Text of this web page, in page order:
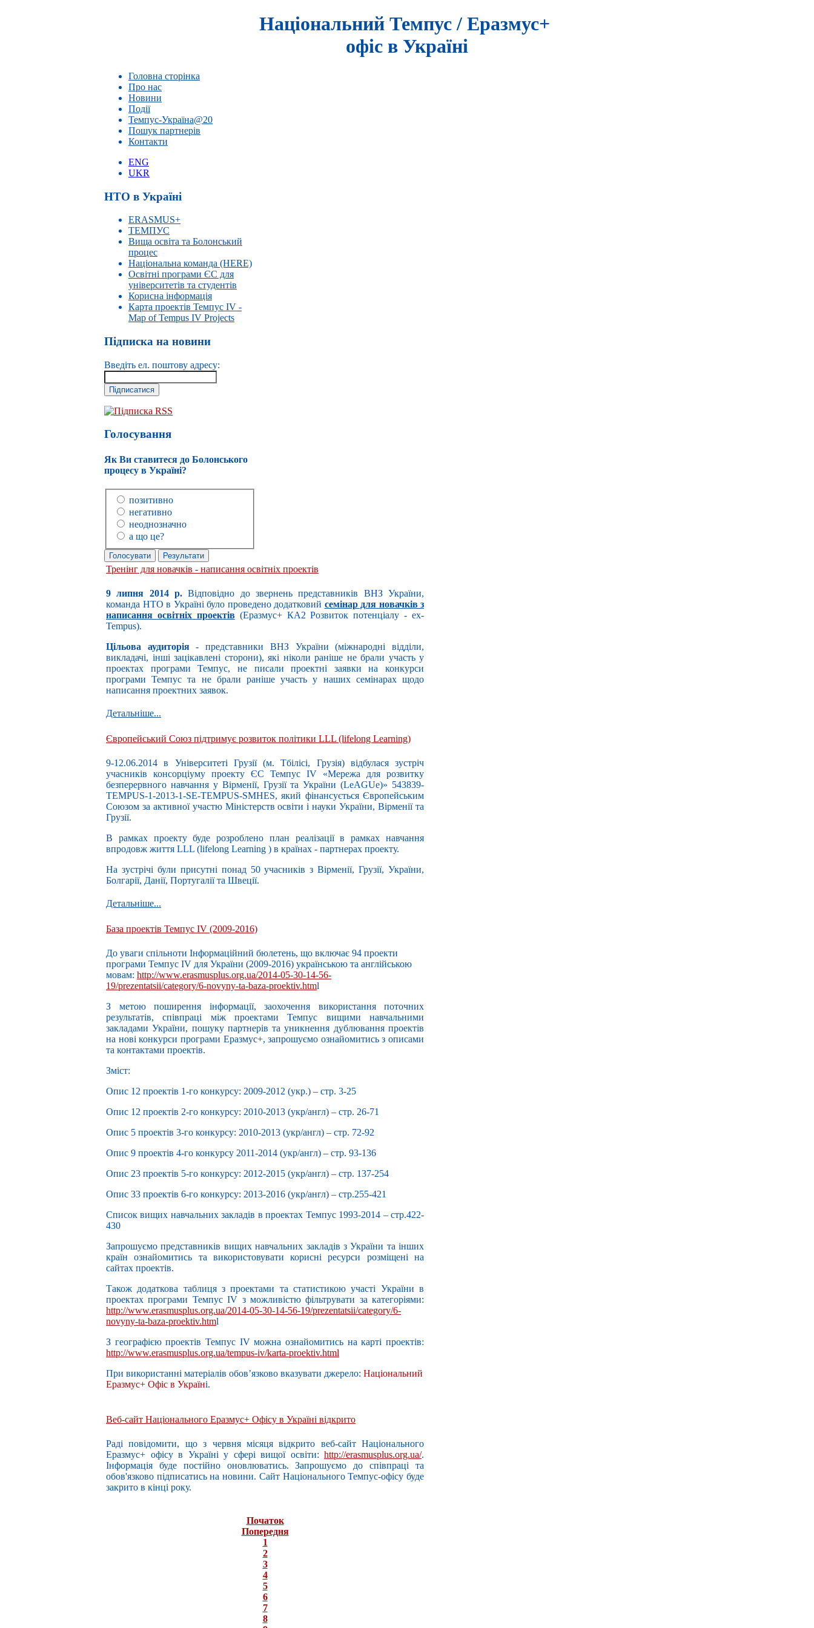
Національний Темпус / Еразмус+
офіс в Україні
Головна сторінка
Про нас
Новини
Події
Темпус-Україна@20
Пошук партнерів
Контакти
ENG
UKR
НТО в Україні
ERASMUS+
ТЕМПУС
Вища освіта та Болонський
процес
Національна команда (HERE)
Освітні програми ЄС для
університетів та студентів
Корисна інформація
Карта проектів Темпус IV -
Map of Tempus IV Projects
Підписка на новини
Введіть ел. поштову адресу:
Підписка RSS
Голосування
Як Ви ставитеся до Болонського
процесу в Україні?
позитивно
негативно
неоднозначно
а що це?
Тренінг для новачків - написання освітніх проектів
9 липня 2014 р.Відповідно до звернень представників ВНЗ України,
команда НТО в Україні було проведено додатковий семінар для новачків з
написання освітніх проектів(Еразмус+ КА2 Розвиток потенціалу - ех-
Tempus).
Цільова аудиторія- представники ВНЗ України (міжнародні відділи,
викладачі, інші зацікавлені сторони), які ніколи раніше не брали участь у
проектах програми Темпус, не писали проектні заявки на конкурси
програми Темпус та не брали раніше участь у наших семінарах щодо
написання проектних заявок.
Детальніше...
Європейський Союз підтримує розвиток політики LLL (lifelong Learning)
9-12.06.2014 в Університеті Грузії (м. Тбілісі, Грузія) відбулася зустріч
учасників консорціуму проекту ЄС Темпус IV «Мережа для розвитку
безперервного навчання у Вірменії, Грузії та України (LeAGUe)» 543839-
TEMPUS-1-2013-1-SE-TEMPUS-SMHES, який фінансується Європейським
Союзом за активної участю Міністерств освіти і науки України, Вірменії та
Грузії.
В рамках проекту буде розроблено план реалізації в рамках навчання
впродовж життя LLL (lifelong Learning ) в країнах - партнерах проекту.
На зустрічі були присутні понад 50 учасників з Вірменії, Грузії, України,
Болгарії, Данії, Португалії та Швеції.
Детальніше...
База проектів Темпус IV (2009-2016)
До уваги спільноти Інформаційний бюлетень, що включає 94 проекти
програми Темпус IV для України (2009-2016) українською та англійською
мовам: http://www.erasmusplus.org.ua/2014-05-30-14-56-
19/prezentatsii/category/6-novyny-ta-baza-proektiv.html
З метою поширення інформації, заохочення використання поточних
результатів, співпраці між проектами Темпус вищими навчальними
закладами України, пошуку партнерів та уникнення дублювання проектів
на нові конкурси програми Еразмус+, запрошуємо ознайомитись з описами
та контактами проектів.
Зміст:
Опис 12 проектів 1-го конкурсу: 2009-2012 (укр.) – cтр. 3-25
Опис 12 проектів 2-го конкурсу: 2010-2013 (укр/англ) – стр. 26-71
Опис 5 проектів 3-го конкурсу: 2010-2013 (укр/англ) – стр. 72-92
Опис 9 проектів 4-го конкурсу 2011-2014 (укр/англ) – стр. 93-136
Опис 23 проектів 5-го конкурсу: 2012-2015 (укр/англ) – cтр. 137-254
Опис 33 проектів 6-го конкурсу: 2013-2016 (укр/англ) – cтр.255-421
Список вищих навчальних закладів в проектах Темпус 1993-2014 – стр.422-
430
Запрошуємо представників вищих навчальних закладів з України та інших
країн ознайомитись та використовувати корисні ресурси розміщені на
сайтах проектів.
Також додаткова таблиця з проектами та статистикою участі України в
проектах програми Темпус IV з можливістю фільтрувати за категоріями:
http://www.erasmusplus.org.ua/2014-05-30-14-56-19/prezentatsii/category/6-
novyny-ta-baza-proektiv.html
З географією проектів Темпус IV можна ознайомитись на карті проектів:
http://www.erasmusplus.org.ua/tempus-iv/karta-proektiv.html
При використанні матеріалів обов’язково вказувати джерело: Національний
Еразмус+ Офіс в Україні.
Веб-сайт Національного Еразмус+ Офісу в Україні відкрито
Раді повідомити, що з червня місяця відкрито веб-сайт Національного
Еразмус+ офісу в Україні у сфері вищої освіти: http://erasmusplus.org.ua/.
Інформація буде постійно оновлюватись. Запрошуємо до співпраці та
обов'язково підписатись на новини. Сайт Національного Темпус-офісу буде
закрито в кінці року.
Початок
Попередня
1
2
3
4
5
6
7
8